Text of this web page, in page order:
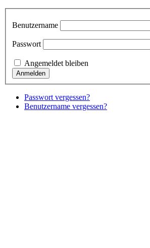
Benutzername
Passwort
Angemeldet bleiben
Passwort vergessen?
Benutzername vergessen?